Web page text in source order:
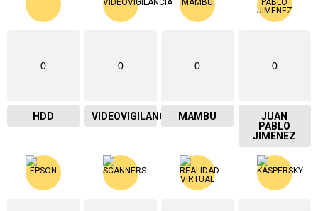
0
HDD
0
VIDEOVIGILANCIA
0
MAMBU
0
JUAN
PABLO
JIMENEZ